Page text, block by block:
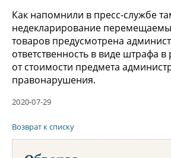
Как напомнили в пресс-службе
недекларирование
товаров предусмотрена
ответственность в виде штрафа
от стоимости предмета
правонарушения.
2020-07-29
Возврат к списку